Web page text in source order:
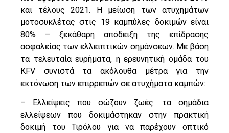
και τέλους 2021. Η μείωση των ατυχημάτων
μοτοσυκλέτας στις 19 καμπύλες δοκιμών είναι
80% – ξεκάθαρη απόδειξη της επίδρασης
ασφαλείας των ελλειπτικών σημάνσεων. Με βάση
τα τελευταία ευρήματα, η ερευνητική ομάδα του
KFV συνιστά τα ακόλουθα μέτρα για την
εκτόνωση των επιρρεπών σε ατυχήματα καμπών:
– Ελλείψεις που σώζουν ζωές: τα σημάδια
ελλείψεων που δοκιμάστηκαν στην πρακτική
δοκιμή του Τιρόλου για να παρέχουν οπτικό